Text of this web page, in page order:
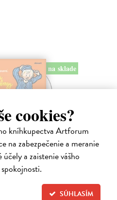
cookies?
kníhkupectva Artforum
na zabezpečenie a meranie
a zaistenie vášho
SÚHLASÍM
na sklade
- CD
na CD
šibalovi Emilovi, ktorého
Lönneberčania. Ale čo sa stalo, keď
kašu, keď zlú správkyňu